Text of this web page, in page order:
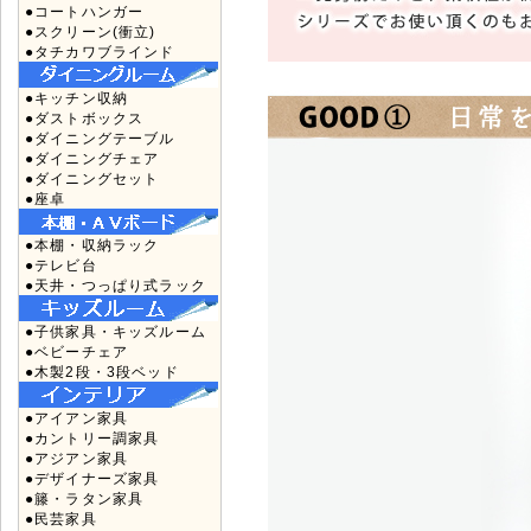
●コートハンガー
●スクリーン(衝立)
●タチカワブラインド
●キッチン収納
●ダストボックス
●ダイニングテーブル
●ダイニングチェア
●ダイニングセット
●座卓
●本棚・収納ラック
●テレビ台
●天井・つっぱり式ラック
●子供家具・キッズルーム
●ベビーチェア
●木製2段・3段ベッド
●アイアン家具
●カントリー調家具
●アジアン家具
●デザイナーズ家具
●籐・ラタン家具
●民芸家具